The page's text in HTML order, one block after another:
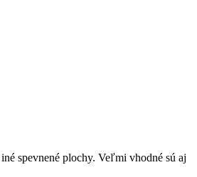
spevnené plochy. Veľmi vhodné sú aj